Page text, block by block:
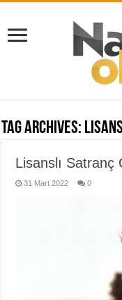
Tag Archives:
Lisanslı Satranç
31 Mart 2022 0